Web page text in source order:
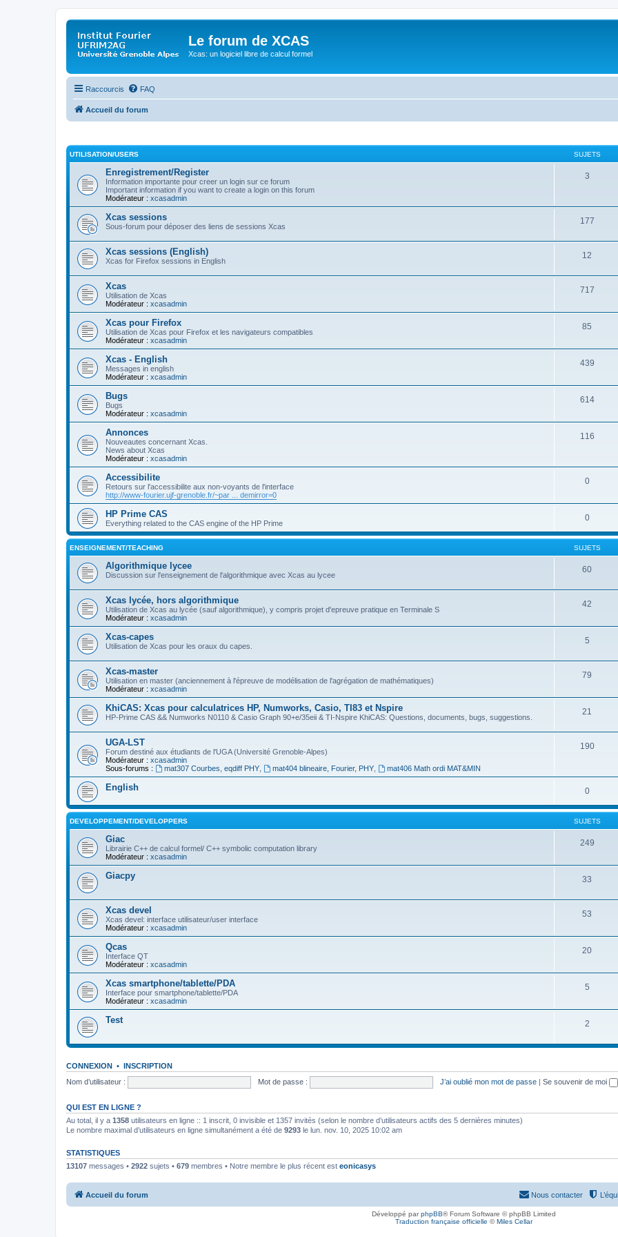
Le forum de XCAS
Xcas: un logiciel libre de calcul formel
Raccourcis FAQ
Accueil du forum
UTILISATION/USERS SUJETS
Enregistrement/Register
Information importante pour creer un login sur ce forum
Important information if you want to create a login on this forum
Modérateur : xcasadmin
3
Xcas sessions
Sous-forum pour déposer des liens de sessions Xcas
177
Xcas sessions (English)
Xcas for Firefox sessions in English
12
Xcas
Utilisation de Xcas
Modérateur : xcasadmin
717
Xcas pour Firefox
Utilisation de Xcas pour Firefox et les navigateurs compatibles
Modérateur : xcasadmin
85
Xcas - English
Messages in english
Modérateur : xcasadmin
439
Bugs
Bugs
Modérateur : xcasadmin
614
Annonces
Nouveautes concernant Xcas.
News about Xcas
Modérateur : xcasadmin
116
Accessibilite
Retours sur l'accessibilite aux non-voyants de l'interface
http://www-fourier.ujf-grenoble.fr/~par ... demirror=0
0
HP Prime CAS
Everything related to the CAS engine of the HP Prime
0
ENSEIGNEMENT/TEACHING SUJETS
Algorithmique lycee
Discussion sur l'enseignement de l'algorithmique avec Xcas au lycee
60
Xcas lycée, hors algorithmique
Utilisation de Xcas au lycée (sauf algorithmique), y compris projet d'epreuve pratique en Terminale S
Modérateur : xcasadmin
42
Xcas-capes
Utilisation de Xcas pour les oraux du capes.
5
Xcas-master
Utilisation en master (anciennement à l'épreuve de modélisation de l'agrégation de mathématiques)
Modérateur : xcasadmin
79
KhiCAS: Xcas pour calculatrices HP, Numworks, Casio, TI83 et Nspire
HP-Prime CAS && Numworks N0110 & Casio Graph 90+e/35eii & TI-Nspire KhiCAS: Questions, documents, bugs, suggestions.
21
UGA-LST
Forum destiné aux étudiants de l'UGA (Université Grenoble-Alpes)
Modérateur : xcasadmin
Sous-forums :
mat307 Courbes, eqdiff PHY, mat404 blineaire, Fourier, PHY, mat406 Math ordi MAT&MIN
190
English 0
DEVELOPPEMENT/DEVELOPPERS SUJETS
Giac
Librairie C++ de calcul formel/ C++ symbolic computation library
Modérateur : xcasadmin
249
Giacpy 33
Xcas devel
Xcas devel: interface utilisateur/user interface
Modérateur : xcasadmin
53
Qcas
Interface QT
Modérateur : xcasadmin
20
Xcas smartphone/tablette/PDA
Interface pour smartphone/tablette/PDA
Modérateur : xcasadmin
5
Test 2
CONNEXION • INSCRIPTION
Nom d’utilisateur :
Mot de passe : J’ai oublié mon mot de passe | Se souvenir de moi
QUI EST EN LIGNE ?
Au total, il y a 1358 utilisateurs en ligne :: 1 inscrit, 0 invisible et 1357 invités (selon le nombre d’utilisateurs actifs des 5 dernières minutes)
Le nombre maximal d’utilisateurs en ligne simultanément a été de 9293 le lun. nov. 10, 2025 10:02 am
STATISTIQUES
13107 messages • 2922 sujets • 679 membres • Notre membre le plus récent est eonicasys
Accueil du forum Nous contacter
Développé parphpBB® Forum Software © phpBB Limited
Traduction française officielle ©Miles Cellar